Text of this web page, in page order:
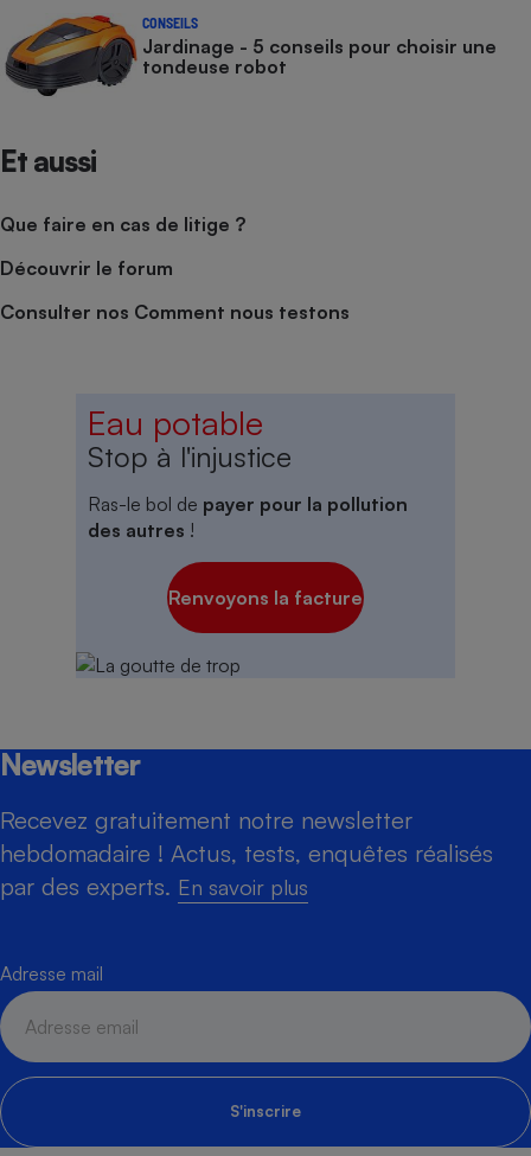
CONSEILS
Jardinage - 5 conseils pour choisir une
tondeuse robot
Et aussi
Que faire en cas de litige ?
Découvrir le forum
Consulter nos Comment nous testons
Eau potable
Stop à l'injustice
Ras-le bol de payer pour la pollution
des autres !
Renvoyons la facture
Newsletter
Recevez gratuitement notre newsletter
hebdomadaire ! Actus, tests, enquêtes réalisés
par des experts. En savoir plus
Adresse mail
S'inscrire